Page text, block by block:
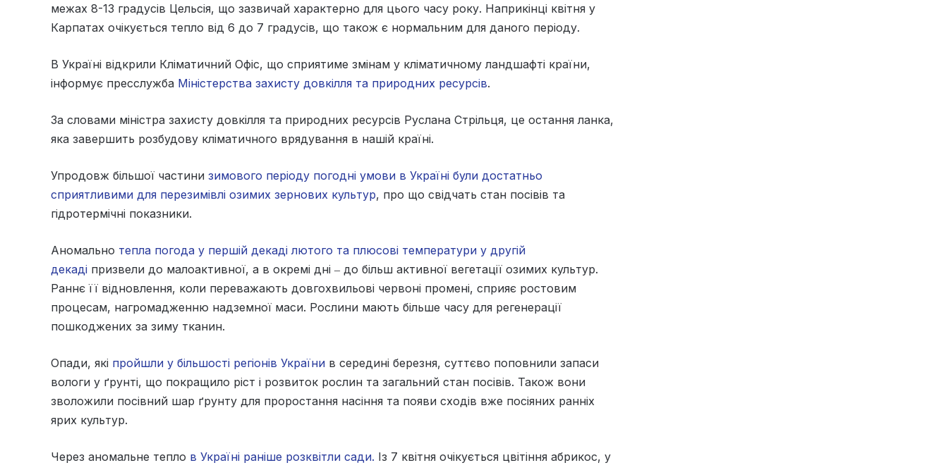
межах 8-13 градусів Цельсія, що зазвичай характерно для цього часу року. Наприкінці квітня у
Карпатах очікується тепло від 6 до 7 градусів, що також є нормальним для даного періоду.
В Україні відкрили Кліматичний Офіс, що сприятиме змінам у кліматичному ландшафті країни,
інформує пресслужба Міністерства захисту довкілля та природних ресурсів.
За словами міністра захисту довкілля та природних ресурсів Руслана Стрільця, це остання ланка,
яка завершить розбудову кліматичного врядування в нашій країні.
Упродовж більшої частини зимового періоду погодні умови в Україні були достатньо
сприятливими для перезимівлі озимих зернових культур, про що свідчать стан посівів та
гідротермічні показники.
Аномально тепла погода у першій декаді лютого та плюсові температури у другій
декаді призвели до малоактивної, а в окремі дні ‒ до більш активної вегетації озимих культур.
Раннє її відновлення, коли переважають довгохвильові червоні промені, сприяє ростовим
процесам, нагромадженню надземної маси. Рослини мають більше часу для регенерації
пошкоджених за зиму тканин.
Опади, які пройшли у більшості регіонів України в середині березня, суттєво поповнили запаси
вологи у ґрунті, що покращило ріст і розвиток рослин та загальний стан посівів. Також вони
зволожили посівний шар ґрунту для проростання насіння та появи сходів вже посіяних ранніх
ярих культур.
Через аномальне тепло в Україні раніше розквітли сади. Із 7 квітня очікується цвітіння абрикос, у